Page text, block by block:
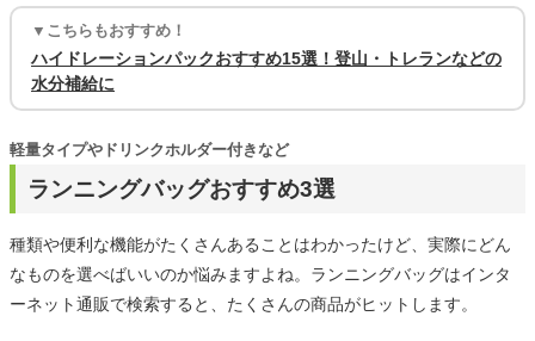
▼こちらもおすすめ！
ハイドレーションパックおすすめ15選！登山・トレランなどの
水分補給に
ランニングバッグおすすめ3選
軽量タイプやドリンクホルダー付きなど
種類や便利な機能がたくさんあることはわかったけど、実際にどん
なものを選べばいいのか悩みますよね。ランニングバッグはインタ
ーネット通販で検索すると、たくさんの商品がヒットします。